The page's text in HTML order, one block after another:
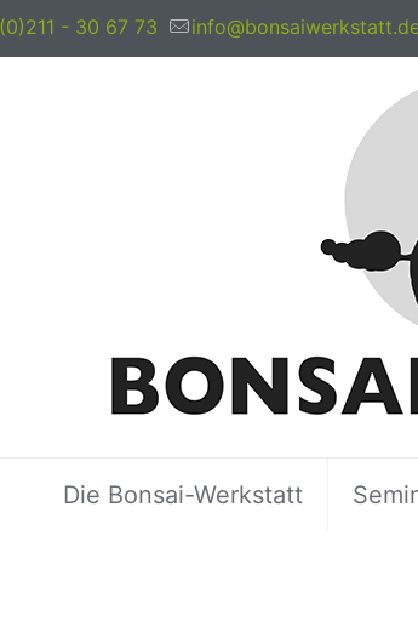
- 30 67 73
Die Bonsai-Werkstatt